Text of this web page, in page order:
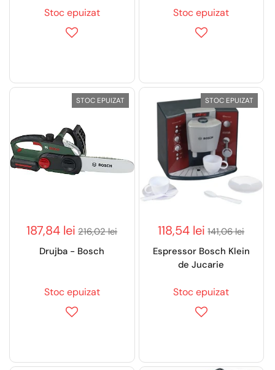
Stoc epuizat Stoc epuizat
187,84 lei 216,02 lei
Drujba - Bosch
Stoc epuizat
STOC EPUIZAT
118,54 lei 141,06 lei
Espressor Bosch Klein
de Jucarie
Stoc epuizat
STOC EPUIZAT